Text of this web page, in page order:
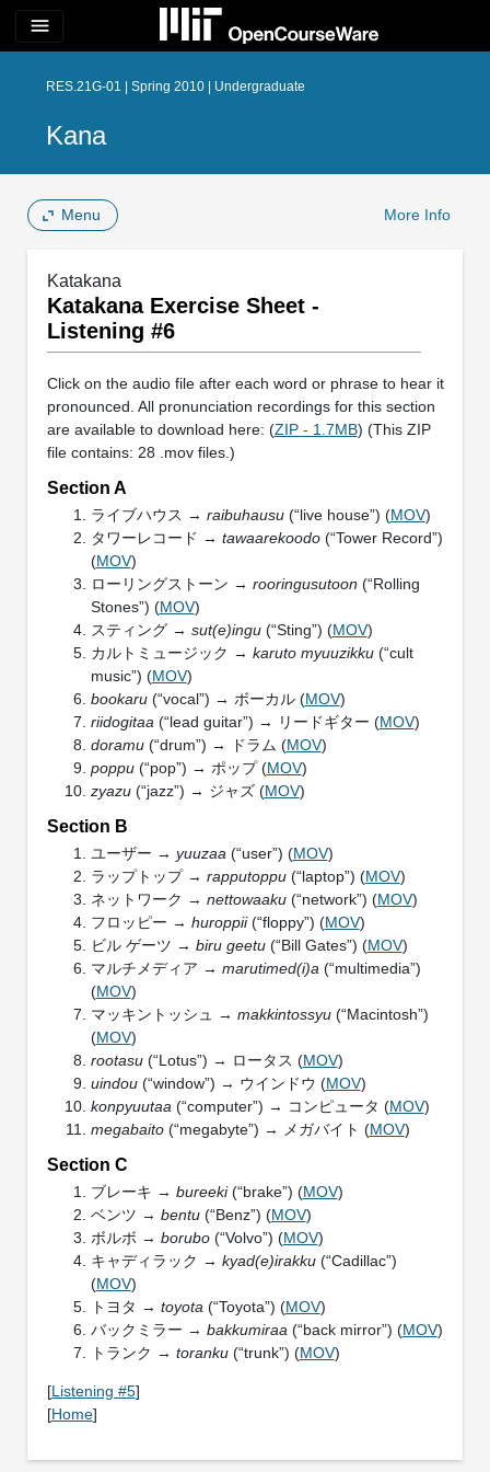
menu
RES.21G-01 | Spring 2010 | Undergraduate
Kana
Menu More Info
Katakana
Katakana Exercise Sheet -
Listening #6
Click on the audio file after each word or phrase to hear it
pronounced. All pronunciation recordings for this section
are available to download here: (ZIP - 1.7MB) (This ZIP
file contains: 28 .mov files.)
Section A
ライブハウス → raibuhausu(“live house”) (MOV)
タワーレコード → tawaarekoodo(“Tower Record”)
(MOV)
ローリングストーン → rooringusutoon (“Rolling
Stones”) (MOV)
スティング → sut(e)ingu(“Sting”) (MOV)
カルトミュージック → karuto myuuzikku(“cult
music”) (MOV)
bookaru(“vocal”) → ボーカル (MOV)
riidogitaa (“lead guitar”) → リードギター (MOV)
doramu(“drum”) → ドラム (MOV)
poppu(“pop”) → ポップ (MOV)
zyazu(“jazz”) → ジャズ (MOV)
Section B
ユーザー → yuuzaa (“user”) (MOV)
ラップトップ → rapputoppu(“laptop”) (MOV)
ネットワーク → nettowaaku(“network”) (MOV)
フロッピー → huroppii(“floppy”) (MOV)
ビル ゲーツ → biru geetu(“Bill Gates”) (MOV)
マルチメディア → marutimed(i)a (“multimedia”)
(MOV)
マッキントッシュ → makkintossyu(“Macintosh”)
(MOV)
rootasu(“Lotus”) → ロータス (MOV)
uindou(“window”) → ウインドウ (MOV)
konpyuutaa (“computer”) → コンピュータ (MOV)
megabaito(“megabyte”) → メガバイト (MOV)
Section C
ブレーキ → bureeki(“brake”) (MOV)
ベンツ → bentu(“Benz”) (MOV)
ボルボ → borubo(“Volvo”) (MOV)
キャディラック → kyad(e)irakku(“Cadillac”)
(MOV)
トヨタ → toyota (“Toyota”) (MOV)
バックミラー → bakkumiraa (“back mirror”) (MOV)
トランク → toranku(“trunk”) (MOV)
[Listening #5]
[Home]